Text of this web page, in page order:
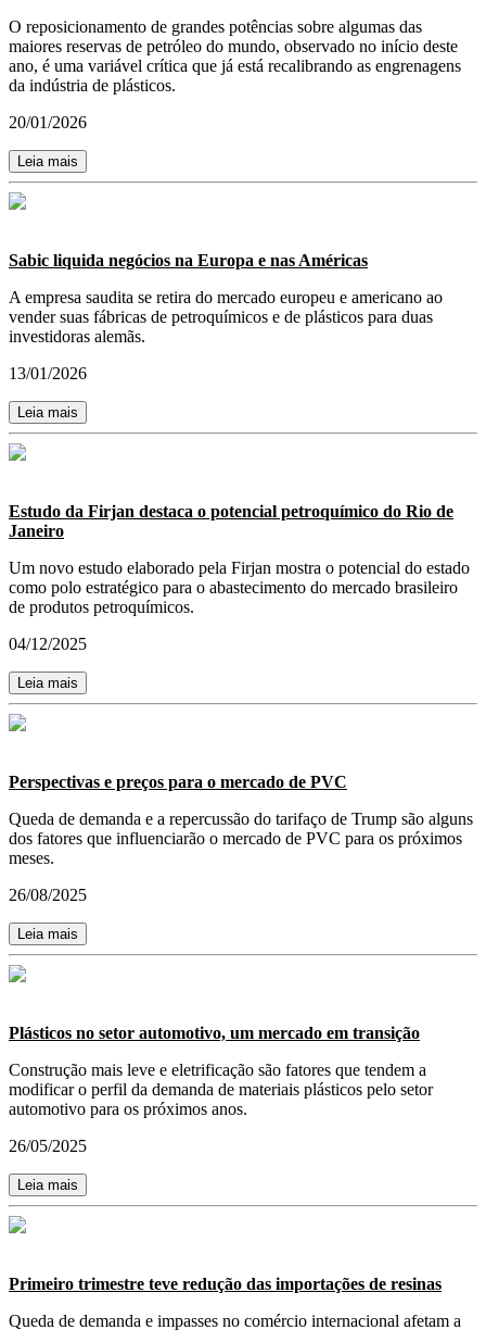
O reposicionamento de grandes potências sobre algumas das
maiores reservas de petróleo do mundo, observado no início deste
ano, é uma variável crítica que já está recalibrando as engrenagens
da indústria de plásticos.
20/01/2026
Leia mais
Sabic liquida negócios na Europa e nas Américas
A empresa saudita se retira do mercado europeu e americano ao
vender suas fábricas de petroquímicos e de plásticos para duas
investidoras alemãs.
13/01/2026
Leia mais
Estudo da Firjan destaca o potencial petroquímico do Rio de
Janeiro
Um novo estudo elaborado pela Firjan mostra o potencial do estado
como polo estratégico para o abastecimento do mercado brasileiro
de produtos petroquímicos.
04/12/2025
Leia mais
Perspectivas e preços para o mercado de PVC
Queda de demanda e a repercussão do tarifaço de Trump são alguns
dos fatores que influenciarão o mercado de PVC para os próximos
meses.
26/08/2025
Leia mais
Plásticos no setor automotivo, um mercado em transição
Construção mais leve e eletrificação são fatores que tendem a
modificar o perfil da demanda de materiais plásticos pelo setor
automotivo para os próximos anos.
26/05/2025
Leia mais
Primeiro trimestre teve redução das importações de resinas
Queda de demanda e impasses no comércio internacional afetam a